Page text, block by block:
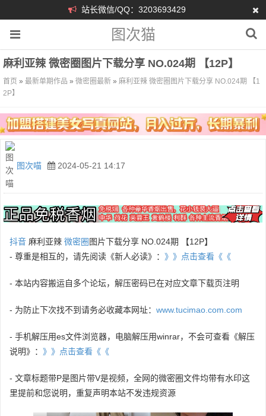
站长微信/QQ：3203693429
图次猫
麻利亚辣 微密圈图片下载分享 NO.024期 【12P】
首页 » 最新单期作品 » 微密圈最新 » 麻利亚辣 微密圈图片下载分享 NO.024期 【1
2P】
图次喵 2024-05-21 14:17
抖音 麻利亚辣 微密圈 图片下载分享 NO.024期 【12P】
- 尊重是相互的，请先阅读《新人必读》： 》》点击查看《《
- 本站内容搬运自多个论坛，解压密码已在对应文章下载页注明
- 为防止下次找不到请务必收藏本网址： www.tucimao.com.com
- 手机解压用es文件浏览器，电脑解压用winrar，不会可查看《解压
说明》： 》》点击查看《《
- 文章标题带P是图片带V是视频，全网的微密圈文件均带有水印这
里提前和您说明，重复声明本站不发违规资源